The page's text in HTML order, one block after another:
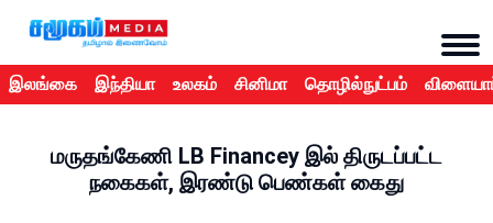
இலங்கை இந்தியா உலகம் சினிமா தொழில்நுட்பம்
மருதங்கேணி LB Financey இல் திருடப்பட்ட
நகைகள், இரண்டு பெண்கள் கைது